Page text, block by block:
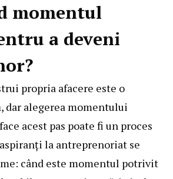
momentul
a deveni
propria afacere este o
dar alegerea momentului
acest pas poate fi un proces
la antreprenoriat se
când este momentul potrivit